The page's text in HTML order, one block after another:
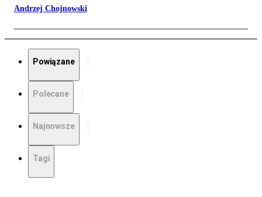
Andrzej Chojnowski
Powiązane
Polecane
Najnowsze
Tagi